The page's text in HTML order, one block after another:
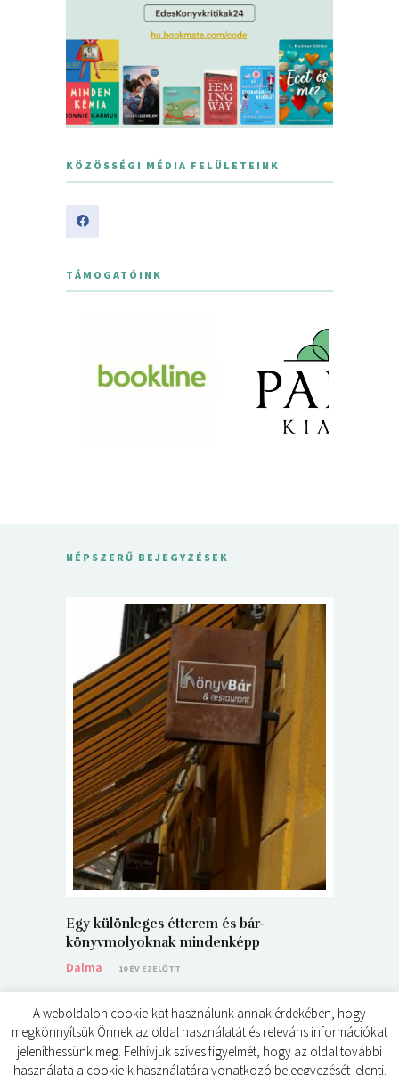
KÖZÖSSÉGI MÉDIA FELÜLETEINK
TÁMOGATÓINK
NÉPSZERŰ BEJEGYZÉSEK
Egy különleges étterem és bár-
könyvmolyoknak mindenképp
Dalma
10 ÉV EZELŐTT
A weboldalon cookie-kat használunk annak érdekében, hogy
megkönnyítsük Önnek az oldal használatát és releváns információkat
jeleníthessünk meg. Felhívjuk szíves figyelmét, hogy az oldal további
használata a cookie-k használatára vonatkozó beleegyezését jelenti.